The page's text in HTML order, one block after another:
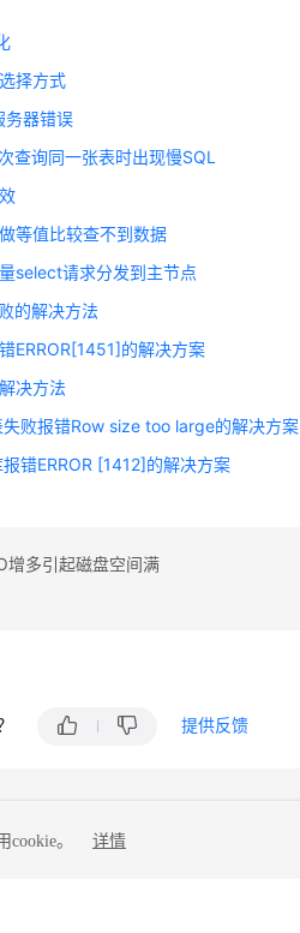
择方式
务器错误
查询同一张表时出现慢SQL
等值比较查不到数据
select请求分发到主节点
的解决方法
ERROR[1451]的解决方案
决方法
败报错Row size too large的解决方案
错ERROR [1412]的解决方案
增多引起磁盘空间满
提供反馈
。 详情